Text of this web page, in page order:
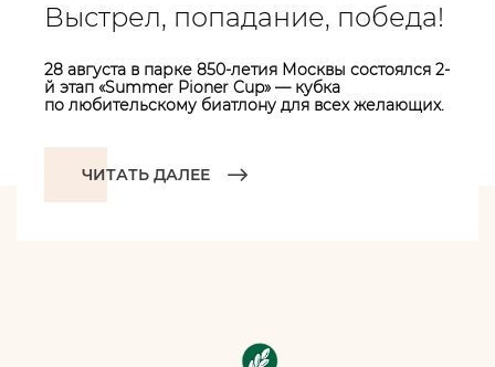
Выстрел, попадание, победа!
28 августа в парке 850-летия Москвы состоялся 2-
й этап «Summer Pioner Cup» — кубка
по любительскому биатлону для всех желающих.
ЧИТАТЬ ДАЛЕЕ